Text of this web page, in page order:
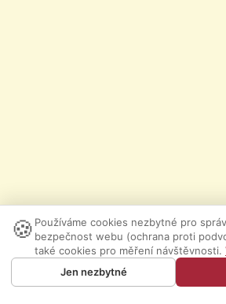
🍪 Používáme cookies nezbytné pro
bezpečnost webu (ochrana proti
také cookies pro měření návštěvnosti.
Jen nezbytné